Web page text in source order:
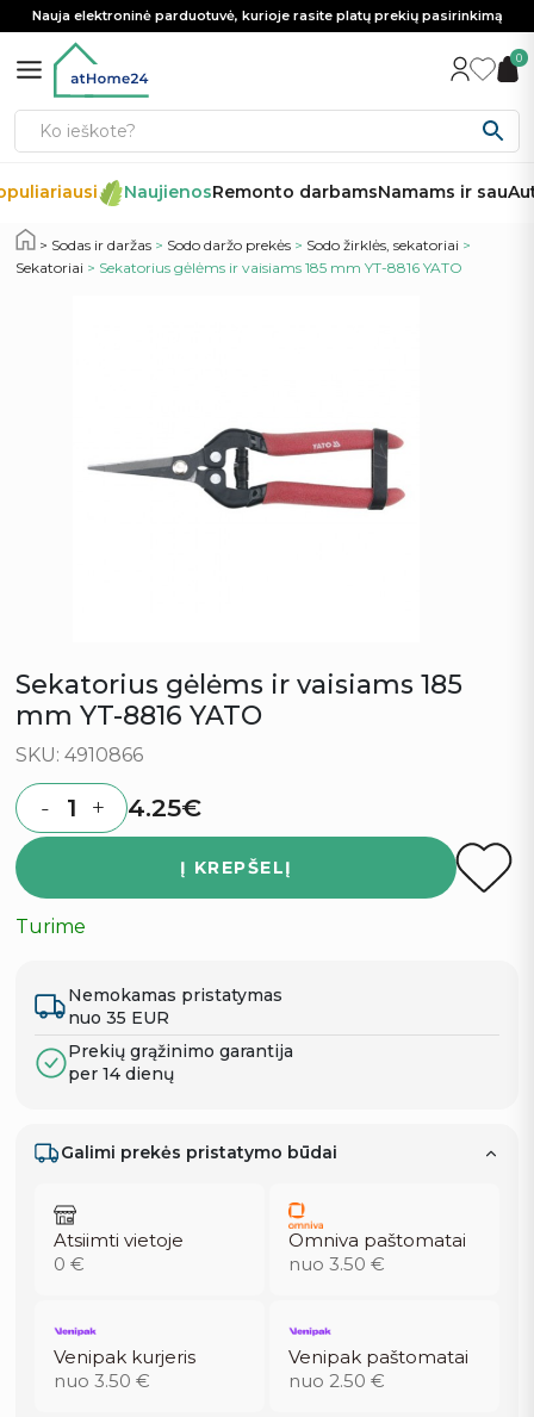
Nauja elektroninė parduotuvė, kurioje rasite platų prekių pasirinkimą
0
NaujienosRemonto darbamsNamams ir sau
Sodas ir daržas > Sodo daržo prekės > Sodo žirklės, sekatoriai >
Sekatoriai > Sekatorius gėlėms ir vaisiams 185 mm YT-8816 YATO
Sekatorius gėlėms ir vaisiams 185
mm YT-8816 YATO
SKU: 4910866
Quantity
- + 4.25€
Į KREPŠELĮ
Turime
Nemokamas pristatymas
nuo 35 EUR
Prekių grąžinimo garantija
per 14 dienų
Galimi prekės pristatymo būdai
Atsiimti vietoje
0 €
Omniva paštomatai
nuo 3.50 €
Venipak kurjeris
nuo 3.50 €
Venipak paštomatai
nuo 2.50 €